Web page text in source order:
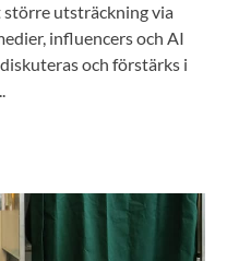
utsträckning via
influencers och AI
och förstärks i